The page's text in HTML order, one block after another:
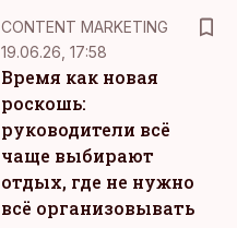
CONTENT MARKETING
19.06.26, 17:58
Время как новая
роскошь:
руководители всё
чаще выбирают
отдых, где не нужно
всё организовывать